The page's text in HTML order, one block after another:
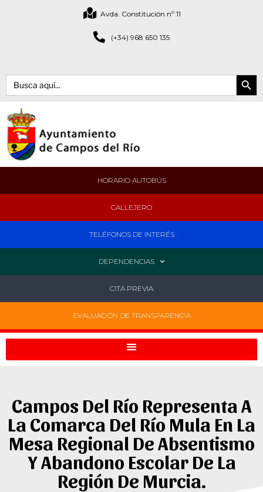
Avda. Constitución nº 11
(+34) 968 650 135
Buscar: Botón de
HORARIO AUTOBÚS
CALLEJERO
TELÉFONOS DE INTERÉS
DEPENDENCIAS
CITA PREVIA
EVALUACIÓN DE TRANSPARENCIA
Campos Del Río Representa A
La Comarca Del Río Mula En La
Mesa Regional De Absentismo
Y Abandono Escolar De La
Región De Murcia.